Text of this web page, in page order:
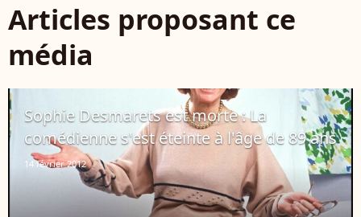
Articles proposant ce
média
Sophie Desmarets est morte : La
comédienne s'est éteinte à l'âge de 89 ans
14 février 2012